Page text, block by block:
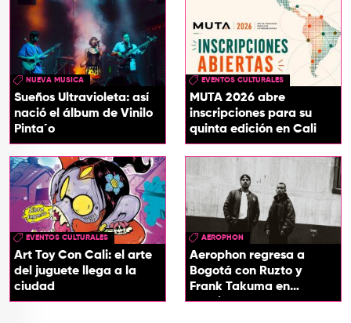
NUEVA MUSICA
Sueños Ultravioleta: así
nació el álbum de Vinilo
Pinta´o
EVENTOS CULTURALES
MUTA 2026 abre
inscripciones para su
quinta edición en Cali
EVENTOS CULTURALES
Art Toy Con Cali: el arte
del juguete llega a la
ciudad
AEROPHON
Aerophon regresa a
Bogotá con Ruzto y
Frank Takuma en
concierto